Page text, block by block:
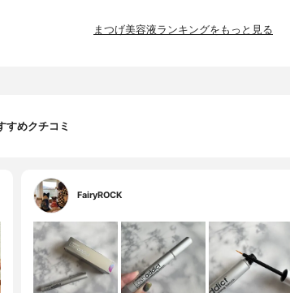
まつげ美容液ランキングをもっと見る
すめクチコミ
FairyROCK